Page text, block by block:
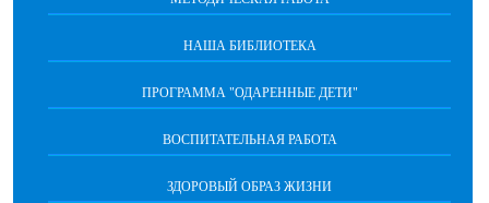
НАША БИБЛИОТЕКА
ПРОГРАММА "ОДАРЕННЫЕ ДЕТИ"
ВОСПИТАТЕЛЬНАЯ РАБОТА
ЗДОРОВЫЙ ОБРАЗ ЖИЗНИ